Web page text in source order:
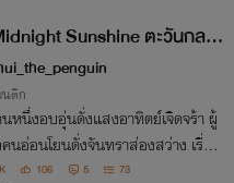
Sunshine ตะวันกลาง
มไพร์ที่รัก (มี E-book, รูปเล่
นติก
หนึ่งอบอุ่นดั่งแสงอาทิตย์เจิดจร้า ผู้
นอ่อนโยนดั่งจันทราส่องสว่าง เรื่อง
ว่างมิตรภาพ ความรัก และโชคชะตาที่
106 5 73